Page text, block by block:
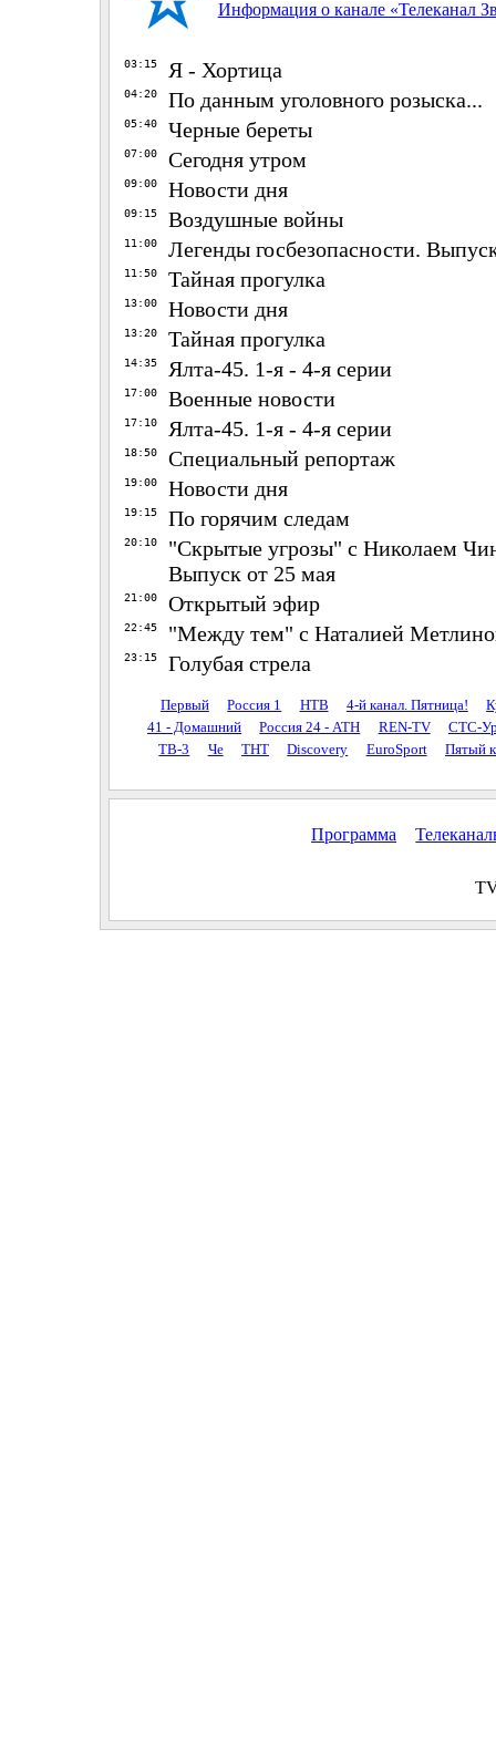
Информация о канале «Телеканал
03:15 Я - Хортица
04:20 По данным уголовного розыска...
05:40 Черные береты
07:00 Сегодня утром
09:00 Новости дня
09:15 Воздушные войны
11:00 Легенды госбезопасности.
11:50 Тайная прогулка
13:00 Новости дня
13:20 Тайная прогулка
14:35 Ялта-45. 1-я - 4-я серии
17:00 Военные новости
17:10 Ялта-45. 1-я - 4-я серии
18:50 Специальный репортаж
19:00 Новости дня
19:15 По горячим следам
20:10
"Скрытые угрозы" с Николаем
Выпуск от 25 мая
21:00 Открытый эфир
22:45 "Между тем" с Наталией
23:15 Голубая стрела
Первый Россия 1 НТВ 4-й канал. Пятница!
41 - Домашний
Россия 24 - АТН REN-TV
СТС-
ТВ-3
Че ТНТ Discovery EuroSport Пятый
Программа